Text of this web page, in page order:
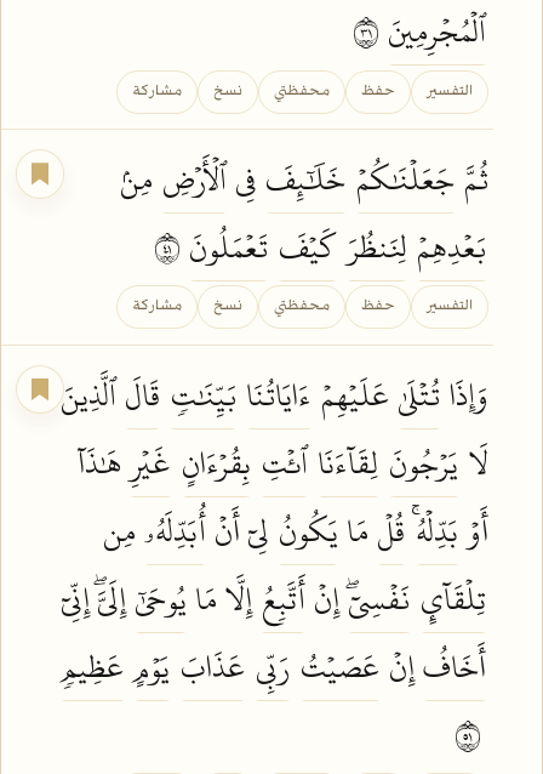
ٱلۡمُجۡرِمِينَ
التفسير حفظ محفظتي نسخ مشاركة
ثُمَّجَعَلۡنَٰكُمۡ خَلَٰٓئِفَفِيٱلۡأَرۡضِ مِنۢ
بَعۡدِهِمۡ لِنَنظُرَكَيۡفَ تَعۡمَلُونَ
التفسير حفظ محفظتي نسخ مشاركة
وَإِذَاتُتۡلَىٰعَلَيۡهِمۡ ءَايَاتُنَا بَيِّنَٰتٖ قَالَٱلَّذِينَ
لَا يَرۡجُونَ لِقَآءَنَاٱئۡتِ بِقُرۡءَانٍ غَيۡرِهَٰذَآ
أَوۡ بَدِّلۡهُۚ قُلۡمَايَكُونُ لِيٓ أَنۡأُبَدِّلَهُۥمِن
تِلۡقَآيِٕ نَفۡسِيٓۖإِنۡأَتَّبِعُإِلَّا مَايُوحَىٰٓإِلَيَّۖ إِنِّيٓ
أَخَافُإِنۡعَصَيۡتُ رَبِّي عَذَابَ يَوۡمٍعَظِيمٖ